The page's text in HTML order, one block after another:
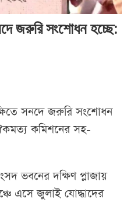
জরুরি সংশোধন হচ্ছে:
সনদে জরুরি সংশোধন
কমিশনের সহ-
ভবনের দক্ষিণ প্লাজায়
এসে জুলাই যোদ্ধাদের